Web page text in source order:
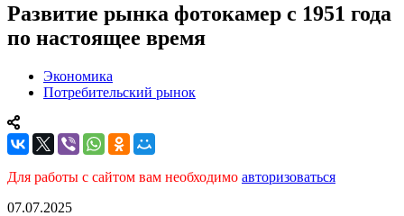
Развитие рынка фотокамер с 1951 года
по настоящее время
Экономика
Потребительский рынок
Для работы с сайтом вам необходимо авторизоваться
07.07.2025